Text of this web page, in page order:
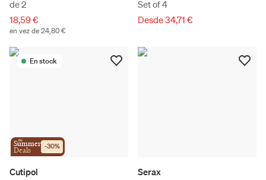
de 2
18,59 €
en vez de 24,80 €
Set of 4
Desde 34,71 €
En stock
the
Summer
Deals -30%
Cutipol
Serax